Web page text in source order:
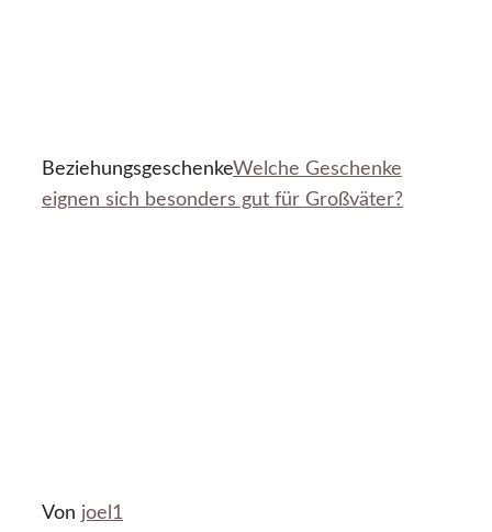
BeziehungsgeschenkeWelche Geschenke
eignen sich besonders gut für Großväter?
Von joel1